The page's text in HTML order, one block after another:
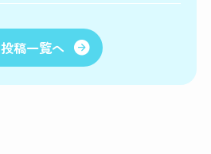
投稿一覧へ